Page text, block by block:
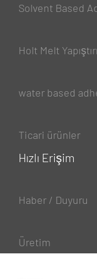
Solvent Based
Holt Melt
water based
Ticari ürünler
Hızlı Erişim
Haber / Duyuru
Üretim